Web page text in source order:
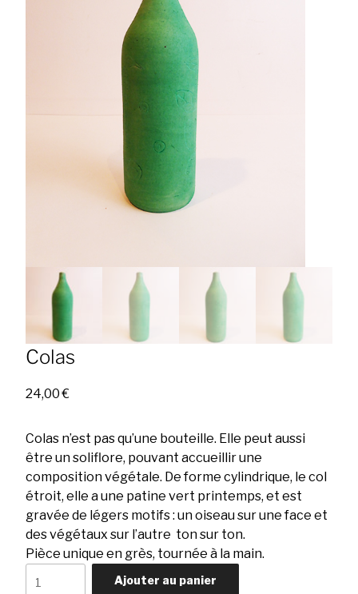
Colas
24,00€
Colas n’est pas qu’une bouteille. Elle peut aussi
être un soliflore, pouvant accueillir une
composition végétale. De forme cylindrique, le col
étroit, elle a une patine vert printemps, et est
gravée de légers motifs : un oiseau sur une face et
des végétaux sur l’autre ton sur ton.
Pièce unique en grès, tournée à la main.
Ajouter au panier